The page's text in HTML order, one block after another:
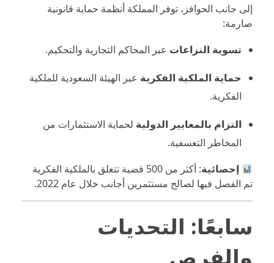
إلى جانب الحوافز، توفر المملكة أنظمة حماية قانونية
صارمة:
تسوية النزاعات عبر المحاكم التجارية والتحكيم.
حماية الملكية الفكرية عبر الهيئة السعودية للملكية
الفكرية.
التزام بالمعايير الدولية لحماية الاستثمارات من
المخاطر التعسفية.
إحصائية
: أكثر من 500 قضية تتعلق بالملكية الفكرية
تم الفصل فيها لصالح مستثمرين أجانب خلال عام 2022.
سابعًا: التحديات
والفرص